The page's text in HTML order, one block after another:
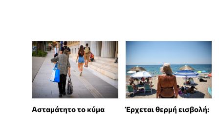
Ασταμάτητο το κύμα
Έρχεται θερμή εισβολή: